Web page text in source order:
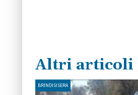
Altri articoli
BRINDISISERA